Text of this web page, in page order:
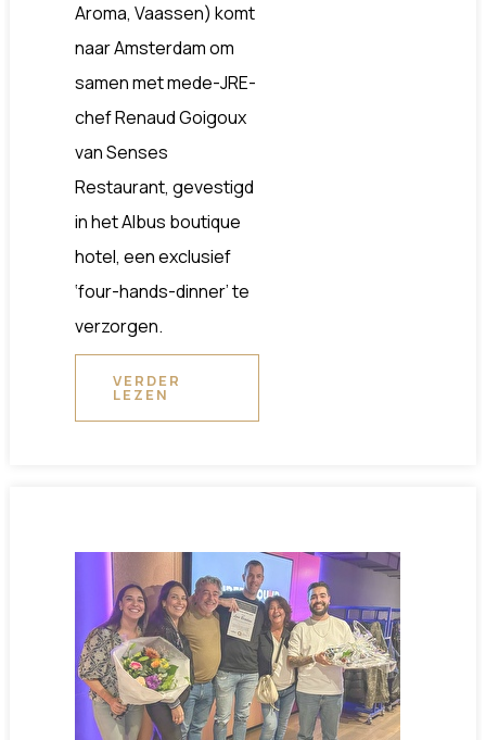
Aroma, Vaassen) komt
naar Amsterdam om
samen met mede-JRE-
chef Renaud Goigoux
van Senses
Restaurant, gevestigd
in het Albus boutique
hotel, een exclusief
‘four-hands-dinner’ te
verzorgen.
VERDER
LEZEN